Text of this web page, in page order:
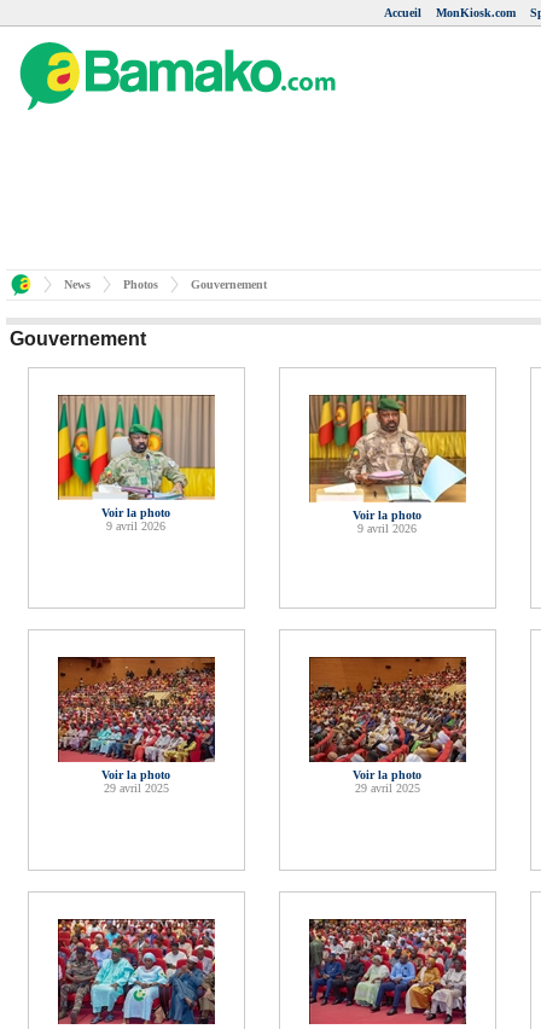
Accueil MonKiosk.com
News Photos Gouvernement
Gouvernement
Voir la photo
9 avril 2026
Voir la photo
9 avril 2026
Voir la photo
29 avril 2025
Voir la photo
29 avril 2025